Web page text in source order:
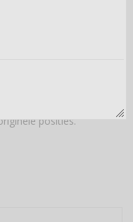
100%
matten zijn voorzien
posities.